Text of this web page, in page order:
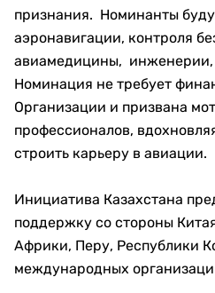
признания. Номинанты
аэронавигации, контроля
авиамедицины, инженерии,
Номинация не требует
Организации и призвана
профессионалов,
строить карьеру в авиации.
Инициатива Казахстана
поддержку со стороны
Африки, Перу, Республики
международных